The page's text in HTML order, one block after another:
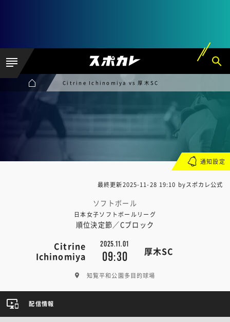
Citrine Ichinomiya vs 厚木SC
最終更新2025-11-28 19:10 byスポカレ公式
ソフトボール
日本女子ソフトボールリーグ
順位決定節／Cブロック
Citrine
Ichinomiya
2025.11.01
09:30 厚木SC
知覧平和公園多目的球場
通知設定
配信情報